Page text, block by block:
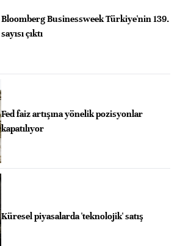
Bloomberg Businessweek Türkiye'nin 139.
sayısı çıktı
Fed faiz artışına yönelik pozisyonlar
kapatılıyor
Küresel piyasalarda 'teknolojik' satış